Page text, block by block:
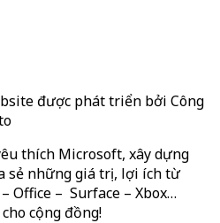
được phát triển bởi Công
thích Microsoft, xây dựng
sẻ những giá trị, lợi ích từ
Office – Surface – Xbox…
cộng đồng!